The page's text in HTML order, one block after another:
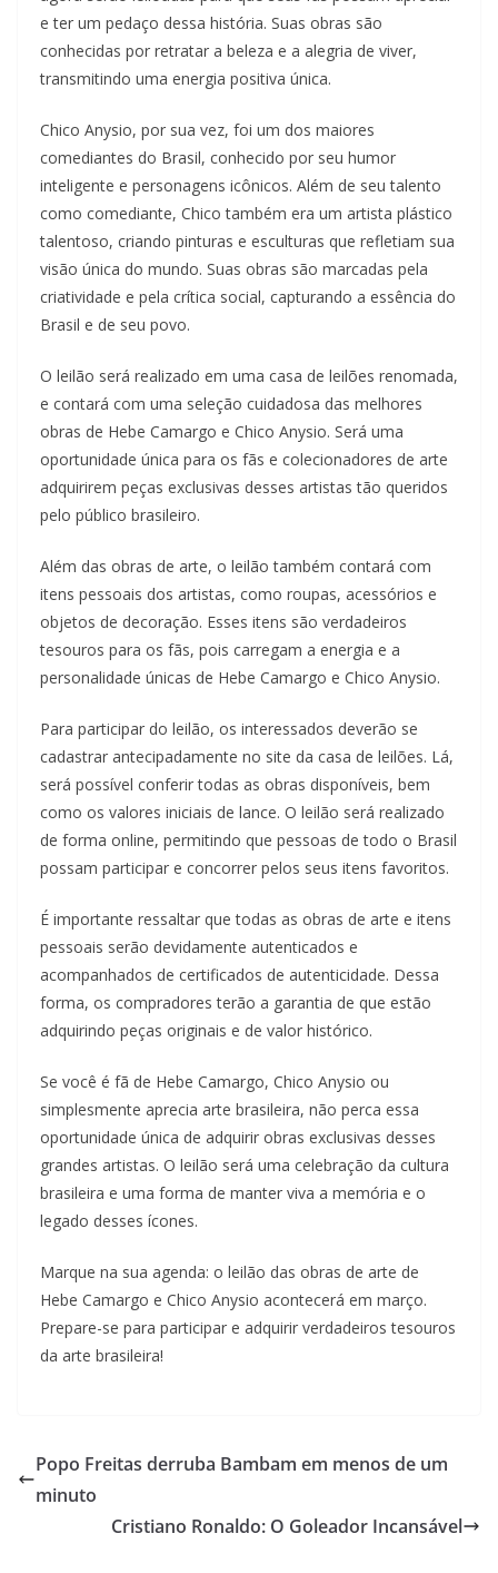
e ter um pedaço dessa história. Suas obras são
conhecidas por retratar a beleza e a alegria de viver,
transmitindo uma energia positiva única.
Chico Anysio, por sua vez, foi um dos maiores
comediantes do Brasil, conhecido por seu humor
inteligente e personagens icônicos. Além de seu talento
como comediante, Chico também era um artista plástico
talentoso, criando pinturas e esculturas que refletiam sua
visão única do mundo. Suas obras são marcadas pela
criatividade e pela crítica social, capturando a essência do
Brasil e de seu povo.
O leilão será realizado em uma casa de leilões renomada,
e contará com uma seleção cuidadosa das melhores
obras de Hebe Camargo e Chico Anysio. Será uma
oportunidade única para os fãs e colecionadores de arte
adquirirem peças exclusivas desses artistas tão queridos
pelo público brasileiro.
Além das obras de arte, o leilão também contará com
itens pessoais dos artistas, como roupas, acessórios e
objetos de decoração. Esses itens são verdadeiros
tesouros para os fãs, pois carregam a energia e a
personalidade únicas de Hebe Camargo e Chico Anysio.
Para participar do leilão, os interessados deverão se
cadastrar antecipadamente no site da casa de leilões. Lá,
será possível conferir todas as obras disponíveis, bem
como os valores iniciais de lance. O leilão será realizado
de forma online, permitindo que pessoas de todo o Brasil
possam participar e concorrer pelos seus itens favoritos.
É importante ressaltar que todas as obras de arte e itens
pessoais serão devidamente autenticados e
acompanhados de certificados de autenticidade. Dessa
forma, os compradores terão a garantia de que estão
adquirindo peças originais e de valor histórico.
Se você é fã de Hebe Camargo, Chico Anysio ou
simplesmente aprecia arte brasileira, não perca essa
oportunidade única de adquirir obras exclusivas desses
grandes artistas. O leilão será uma celebração da cultura
brasileira e uma forma de manter viva a memória e o
legado desses ícones.
Marque na sua agenda: o leilão das obras de arte de
Hebe Camargo e Chico Anysio acontecerá em março.
Prepare-se para participar e adquirir verdadeiros tesouros
da arte brasileira!
Popo Freitas derruba Bambam em menos de um
minuto
Cristiano Ronaldo: O Goleador Incansável